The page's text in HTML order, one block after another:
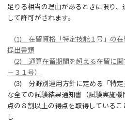
足りる相当の理由があるときに限り
して許可がされます。
(1) 在留資格「特定技能１号」の在
提出書類
(2) 通算在留期間を超える在留に関
－３１号）
(3) 分野別運用方針に定める「特定
な全ての試験結果通知書（試験実施
点の８割以上の得点を取得している
し